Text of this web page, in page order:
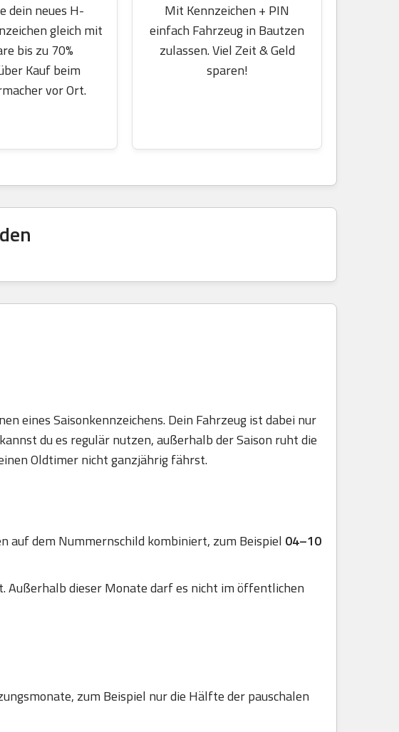
dein neues H-
gleich mit
bis zu 70%
Kauf beim
vor Ort.
Mit Kennzeichen + PIN
einfach Fahrzeug in Bautzen
zulassen. Viel Zeit & Geld
sparen!
eines Saisonkennzeichens. Dein Fahrzeug ist dabei nur
du es regulär nutzen, außerhalb der Saison ruht die
Oldtimer nicht ganzjährig fährst.
auf dem Nummernschild kombiniert, zum Beispiel 04–10
Außerhalb dieser Monate darf es nicht im öffentlichen
zum Beispiel nur die Hälfte der pauschalen